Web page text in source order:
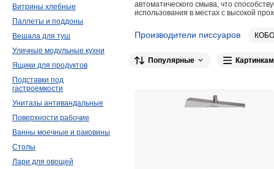
автоматического смыва, что
использования в местах с высокой
Производители писсуаров
Популярные
Витрины хлебные
Паллеты и поддоны
Вешала для туш
Уличные модульные кухни
Ящики для продуктов
Подставки под
гастроемкости
Унитазы антивандальные
Поверхности рабочие
Ванны моечные и раковины
Столы
Лари для овощей